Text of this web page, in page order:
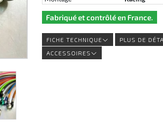
Fabriqué et contrôlé en France.
FICHE TECHNIQUE
PLUS DE
ACCESSOIRES